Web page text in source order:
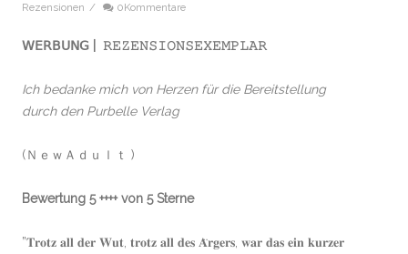
Rezensionen / 0Kommentare
𝖶𝖤𝖱𝖡𝖴𝖭𝖦 | 𝚁𝙴𝚉𝙴𝙽𝚂𝙸𝙾𝙽𝚂𝙴𝚇𝙴𝙼𝙿𝙻𝙰𝚁
Ich bedanke mich von Herzen für die Bereitstellung
durch den Purbelle Verlag
(ＮｅｗＡｄｕｌｔ )
Bewertung 5 ++++ von 5 Sterne
”𝐓𝐫𝐨𝐭𝐳 𝐚𝐥𝐥 𝐝𝐞𝐫 𝐖𝐮𝐭, 𝐭𝐫𝐨𝐭𝐳 𝐚𝐥𝐥 𝐝𝐞𝐬 𝐀̈𝐫𝐠𝐞𝐫𝐬, 𝐰𝐚𝐫 𝐝𝐚𝐬 𝐞𝐢𝐧 𝐤𝐮𝐫𝐳𝐞𝐫